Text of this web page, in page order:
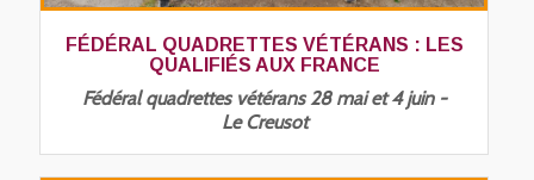
FÉDÉRAL QUADRETTES VÉTÉRANS : LES
QUALIFIÉS AUX FRANCE
Fédéral quadrettes vétérans 28 mai et 4 juin -
Le Creusot